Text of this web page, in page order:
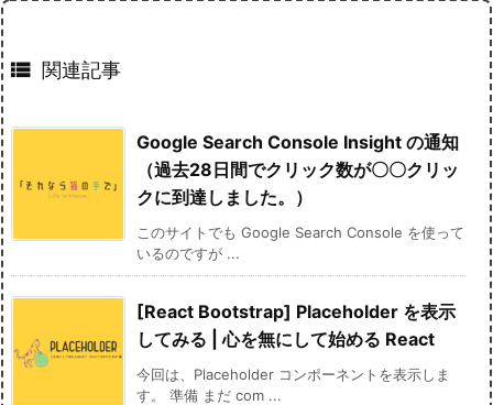
 関連記事
Google Search Console Insight の通知
（過去28日間でクリック数が〇〇クリッ
クに到達しました。）
このサイトでも Google Search Console を使って
いるのですが ...
[React Bootstrap] Placeholder を表示
してみる | 心を無にして始める React
今回は、Placeholder コンポーネントを表示しま
す。 準備 まだ com ...